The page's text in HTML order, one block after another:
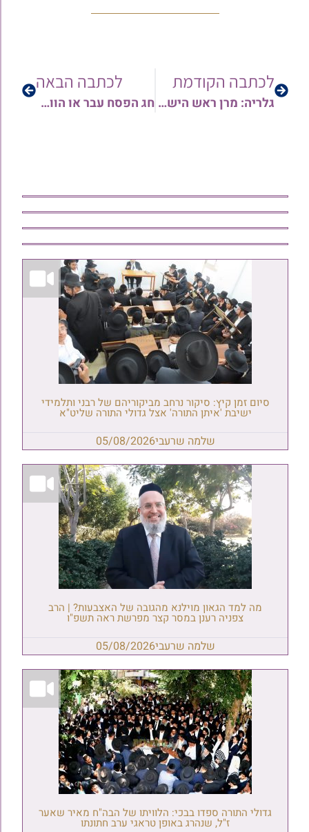
לכתבה הקודמת
גלריה: מרן ראש הישיבה הגאון הצדיק רבי יפת טיירי שליט"א בברכת האילנות עם תלמידיו • צפו
לכתבה הבאה
חג הפסח עבר או הווה? מאמר מחכים לקראת חג הפסח | המחנך הרב מיכאל זכריהו
סיום זמן קיץ: סיקור נרחב מביקוריהם של רבני ותלמידי
ישיבת 'איתן התורה' אצל גדולי התורה שליט"א
שלמה שרעבי05/08/2026
מה למד הגאון מוילנא מהגובה של האצבעות? | הרב
צפניה רענן במסר קצר מפרשת ראה תשפ"ו
שלמה שרעבי05/08/2026
גדולי התורה ספדו בבכי: הלוויתו של הבה"ח מאיר שאער
ז"ל, שנהרג באופן טראגי ערב חתונתו